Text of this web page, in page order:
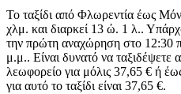
Το ταξίδι από Φλωρεντία έως
χλμ. και διαρκεί 13 ώ. 1 λ..
την πρώτη αναχώρηση στο 12:30
μ.μ.. Είναι δυνατό να
λεωφορείο για μόλις 37,65 € ή
για αυτό το ταξίδι είναι 37,65 €.